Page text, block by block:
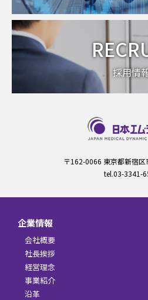
採用情
〒162-0066 東京都新宿
tel.03-3341-
企業情報
会社概要
社長挨拶
経営理念
事業紹介
沿革